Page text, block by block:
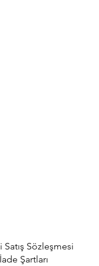
Satış Sözleşmesi
Şartları